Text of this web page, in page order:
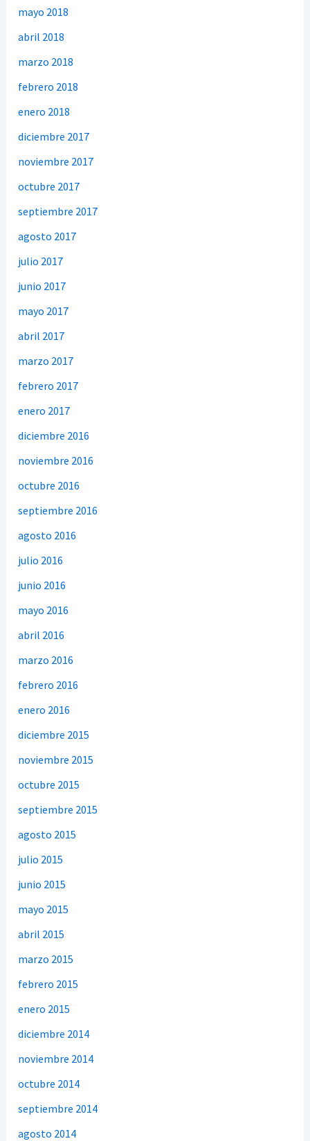
mayo 2018
abril 2018
marzo 2018
febrero 2018
enero 2018
diciembre 2017
noviembre 2017
octubre 2017
septiembre 2017
agosto 2017
julio 2017
junio 2017
mayo 2017
abril 2017
marzo 2017
febrero 2017
enero 2017
diciembre 2016
noviembre 2016
octubre 2016
septiembre 2016
agosto 2016
julio 2016
junio 2016
mayo 2016
abril 2016
marzo 2016
febrero 2016
enero 2016
diciembre 2015
noviembre 2015
octubre 2015
septiembre 2015
agosto 2015
julio 2015
junio 2015
mayo 2015
abril 2015
marzo 2015
febrero 2015
enero 2015
diciembre 2014
noviembre 2014
octubre 2014
septiembre 2014
agosto 2014